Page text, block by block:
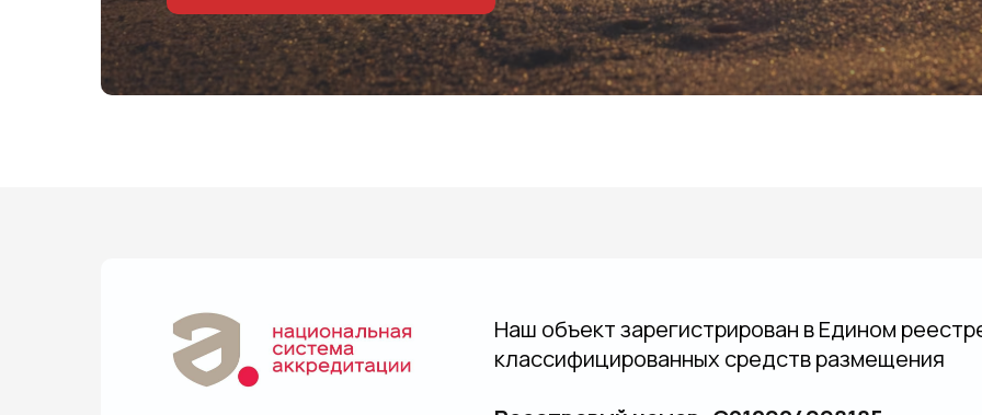
Наш объект зарегистрирован в Едином
классифицированных средств размещения